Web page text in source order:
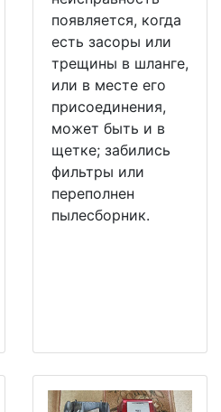
появляется, когда
есть засоры или
трещины в шланге,
или в месте его
присоединения,
может быть и в
щетке; забились
фильтры или
переполнен
пылесборник.